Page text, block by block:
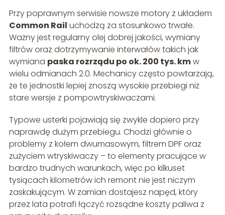
Przy poprawnym serwisie nowsze motory z układem
Common Rail uchodzą za stosunkowo trwałe.
Ważny jest regularny olej dobrej jakości, wymiany
filtrów oraz dotrzymywanie interwałów takich jak
wymiana paska rozrządu po ok. 200 tys. kmw
wielu odmianach 2.0. Mechanicy często powtarzają,
że te jednostki lepiej znoszą wysokie przebiegi niż
stare wersje z pompowtryskiwaczami.
Typowe usterki pojawiają się zwykle dopiero przy
naprawdę dużym przebiegu. Chodzi głównie o
problemy z kołem dwumasowym, filtrem DPF oraz
zużyciem wtryskiwaczy – to elementy pracujące w
bardzo trudnych warunkach, więc po kilkuset
tysiącach kilometrów ich remont nie jest niczym
zaskakującym. W zamian dostajesz napęd, który
przez lata potrafi łączyć rozsądne koszty paliwa z